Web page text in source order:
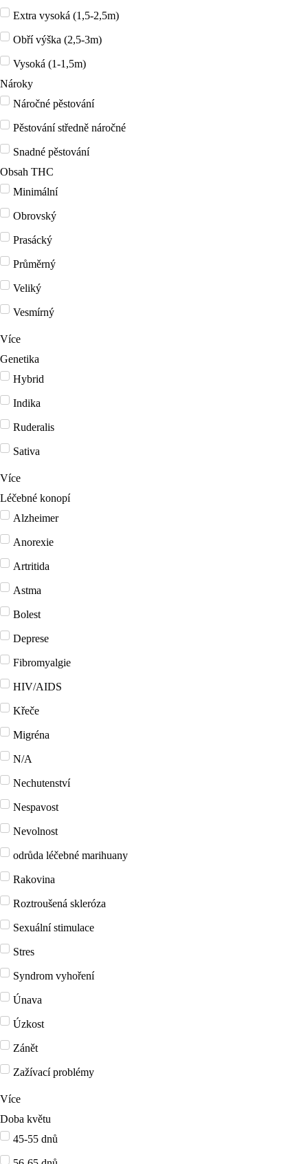
Extra vysoká (1,5-2,5m)
Obří výška (2,5-3m)
Vysoká (1-1,5m)
Nároky
Náročné pěstování
Pěstování středně náročné
Snadné pěstování
Obsah THC
Minimální
Obrovský
Prasácký
Průměrný
Veliký
Vesmírný
Více
Genetika
Hybrid
Indika
Ruderalis
Sativa
Více
Léčebné konopí
Alzheimer
Anorexie
Artritida
Astma
Bolest
Deprese
Fibromyalgie
HIV/AIDS
Křeče
Migréna
N/A
Nechutenství
Nespavost
Nevolnost
odrůda léčebné marihuany
Rakovina
Roztroušená skleróza
Sexuální stimulace
Stres
Syndrom vyhoření
Únava
Úzkost
Zánět
Zažívací problémy
Více
Doba květu
45-55 dnů